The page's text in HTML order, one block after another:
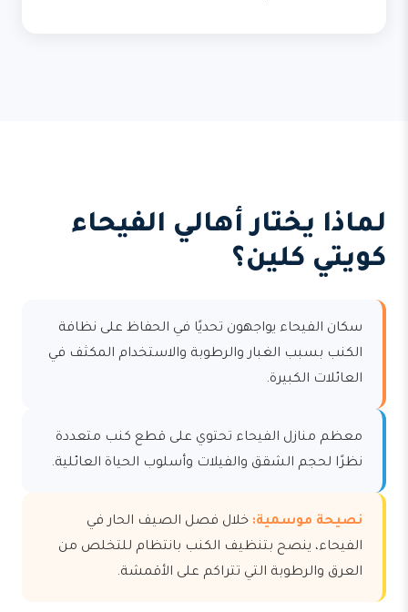
لماذا يختار أهالي الفيحاء
كويتي كلين؟
سكان الفيحاء يواجهون تحديًا في الحفاظ على نظافة
الكنب بسبب الغبار والرطوبة والاستخدام المكثف في
العائلات الكبيرة.
معظم منازل الفيحاء تحتوي على قطع كنب متعددة
نظرًا لحجم الشقق والفيلات وأسلوب الحياة العائلية.
نصيحة موسمية: خلال فصل الصيف الحار في
الفيحاء، ينصح بتنظيف الكنب بانتظام للتخلص من
العرق والرطوبة التي تتراكم على الأقمشة.